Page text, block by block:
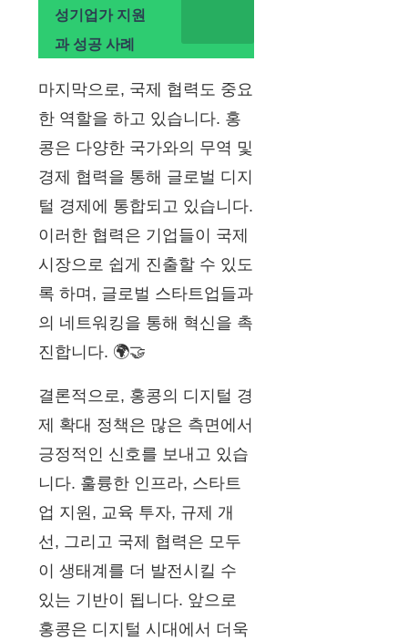
성기업가 지원
과 성공 사례
마지막으로, 국제 협력도 중요
한 역할을 하고 있습니다. 홍
콩은 다양한 국가와의 무역 및
경제 협력을 통해 글로벌 디지
털 경제에 통합되고 있습니다.
이러한 협력은 기업들이 국제
시장으로 쉽게 진출할 수 있도
록 하며, 글로벌 스타트업들과
의 네트워킹을 통해 혁신을 촉
진합니다. 🌍🤝
결론적으로, 홍콩의 디지털 경
제 확대 정책은 많은 측면에서
긍정적인 신호를 보내고 있습
니다. 훌륭한 인프라, 스타트
업 지원, 교육 투자, 규제 개
선, 그리고 국제 협력은 모두
이 생태계를 더 발전시킬 수
있는 기반이 됩니다. 앞으로
홍콩은 디지털 시대에서 더욱